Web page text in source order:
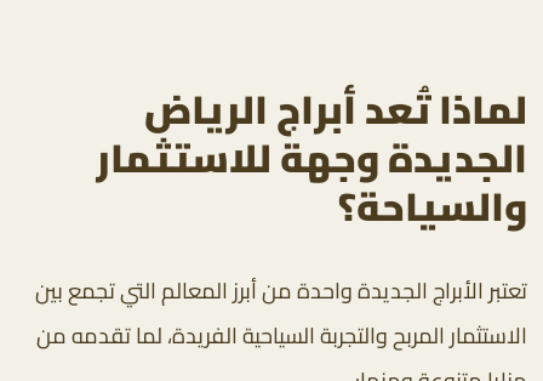
لماذا تُعد أبراج الرياض
الجديدة وجهة للاستثمار
والسياحة؟
تعتبر الأبراج الجديدة واحدة من أبرز المعالم التي تجمع بين
الاستثمار المربح والتجربة السياحية الفريدة، لما تقدمه من